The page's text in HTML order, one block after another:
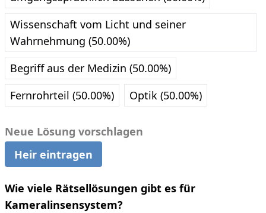
Wissenschaft vom Licht und seiner
Wahrnehmung (50.00%)
Begriff aus der Medizin (50.00%)
Fernrohrteil (50.00%)
Optik (50.00%)
Neue Lösung vorschlagen
Heir eintragen
Wie viele Rätsellösungen gibt es für
Kameralinsensystem?